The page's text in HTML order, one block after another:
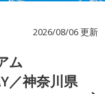
2026/08/06 更新
ム
／神奈川県